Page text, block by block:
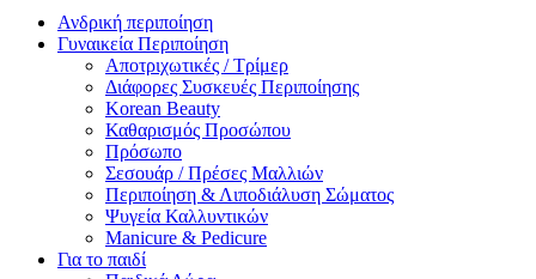
Ανδρική περιποίηση
Γυναικεία Περιποίηση
Αποτριχωτικές / Τρίμερ
Διάφορες Συσκευές Περιποίησης
Korean Beauty
Καθαρισμός Προσώπου
Πρόσωπο
Σεσουάρ / Πρέσες Μαλλιών
Περιποίηση & Λιποδιάλυση Σώματος
Ψυγεία Καλλυντικών
Manicure & Pedicure
Για το παιδί